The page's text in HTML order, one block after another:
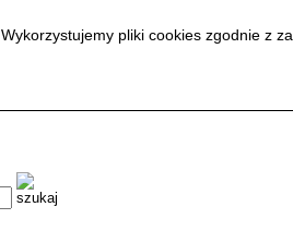
Wykorzystujemy pliki cookies zgodnie z